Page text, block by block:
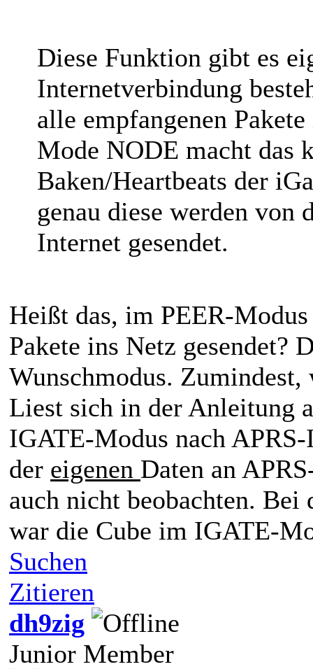
Diese Funktion gibt es
Internetverbindung
alle empfangenen
Mode NODE macht das
Baken/Heartbeats der
genau diese werden von
Internet gesendet.
Heißt das, im PEER-
Pakete ins Netz gesendet?
Wunschmodus.
Liest sich in der Anleitung
IGATE-Modus nach APRS-
der eigenen Daten an
auch nicht beobachten. Bei
war die Cube im IGATE-
Suchen
Zitieren
dh9zig
Junior Member